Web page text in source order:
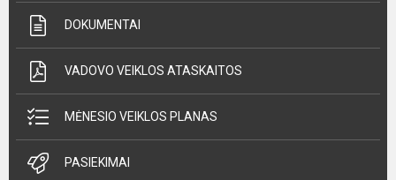
DOKUMENTAI
VADOVO VEIKLOS ATASKAITOS
MĖNESIO VEIKLOS PLANAS
PASIEKIMAI